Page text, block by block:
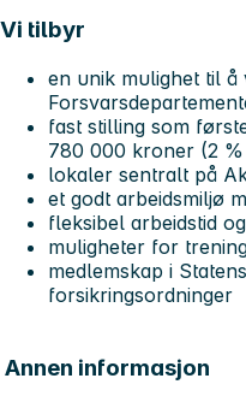
Vi tilbyr
en unik mulighet til
fast stilling som
780 000 kroner (2
lokaler sentralt på
et godt arbeidsmiljø
fleksibel arbeidstid
muligheter for
medlemskap i
forsikringsordninger
Annen informasjon